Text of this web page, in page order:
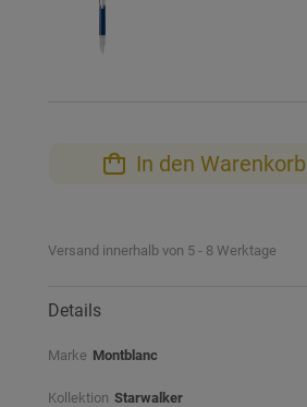
In den Warenkorb
Versand innerhalb von 5 - 8 Werktage
Details
Marke Montblanc
Kollektion Starwalker